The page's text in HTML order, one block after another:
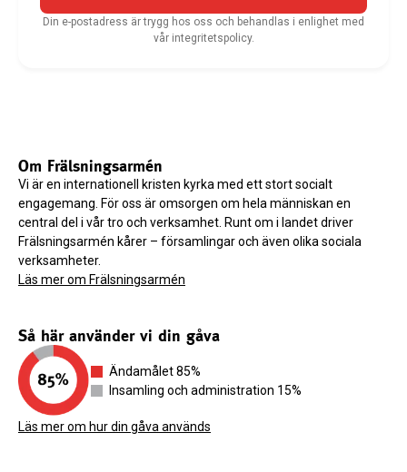
Din e-postadress är trygg hos oss och behandlas i enlighet med
vår integritetspolicy.
Om Frälsningsarmén
Vi är en internationell kristen kyrka med ett stort socialt
engagemang. För oss är omsorgen om hela människan en
central del i vår tro och verksamhet. Runt om i landet driver
Frälsningsarmén kårer – församlingar och även olika sociala
verksamheter.
Läs mer om Frälsningsarmén
Så här använder vi din gåva
Ändamålet 85%
Insamling och administration 15%
Läs mer om hur din gåva används